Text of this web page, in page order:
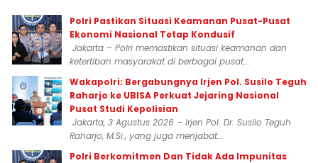
Polri Pastikan Situasi Keamanan Pusat-Pusat
Ekonomi Nasional Tetap Kondusif
Jakarta – Polri memastikan situasi keamanan dan
ketertiban masyarakat di berbagai pusat...
Wakapolri: Bergabungnya Irjen Pol. Susilo Teguh
Raharjo ke UBISA Perkuat Jejaring Nasional
Pusat Studi Kepolisian
Jakarta, 3 Agustus 2026 – Irjen Pol. Dr. Susilo Teguh
Raharjo, M.Si., yang juga menjabat...
Polri Berkomitmen Dan Tidak Ada Impunitas